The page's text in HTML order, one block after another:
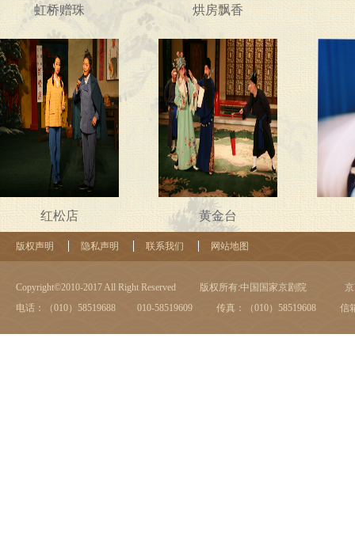
虹桥赠珠 烘房飘香
红松店 黄金台
版权声明 隐私声明 联系我们 网站地图
Copyright©2010-2017 All Right Reserved 版权所有:中国国家京剧院
电话：（010）58519688 010-58519609
传真：（010）58519608 信